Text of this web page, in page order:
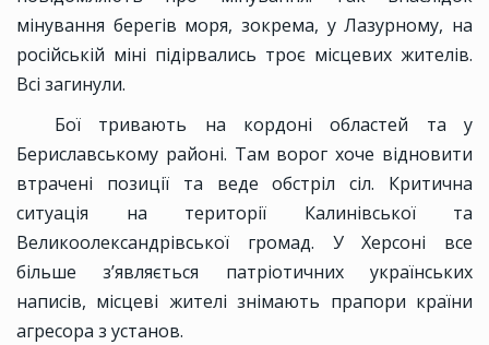
мінування берегів моря, зокрема, у Лазурному, на
російській міні підірвались троє місцевих жителів.
Всі загинули.
Бої тривають на кордоні областей та у
Бериславському районі. Там ворог хоче відновити
втрачені позиції та веде обстріл сіл. Критична
ситуація на території Калинівської та
Великоолександрівської громад. У Херсоні все
більше з’являється патріотичних українських
написів, місцеві жителі знімають прапори країни
агресора з установ.